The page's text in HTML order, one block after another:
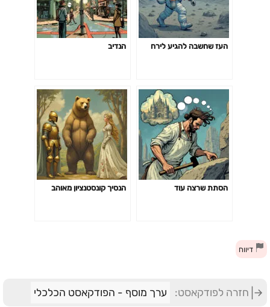
העז שחשבה להגיע לירח הנדיב
הסתת שרצה עוד הנסיך קונסטנציון מאוהב
דיווח
חזרה לפודקאסט: ערך מוסף - הפודקאסט הכלכלי